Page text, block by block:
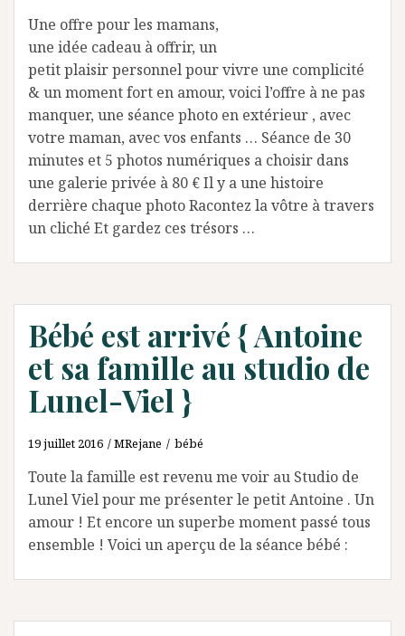
Une offre pour les mamans,
une idée cadeau à offrir, un
petit plaisir personnel pour vivre une complicité
& un moment fort en amour, voici l’offre à ne pas
manquer, une séance photo en extérieur , avec
votre maman, avec vos enfants … Séance de 30
minutes et 5 photos numériques a choisir dans
une galerie privée à 80 € Il y a une histoire
derrière chaque photo Racontez la vôtre à travers
un cliché Et gardez ces trésors …
Bébé est arrivé { Antoine
et sa famille au studio de
Lunel-Viel }
19 juillet 2016 MRejane bébé
Toute la famille est revenu me voir au Studio de
Lunel Viel pour me présenter le petit Antoine . Un
amour ! Et encore un superbe moment passé tous
ensemble ! Voici un aperçu de la séance bébé :